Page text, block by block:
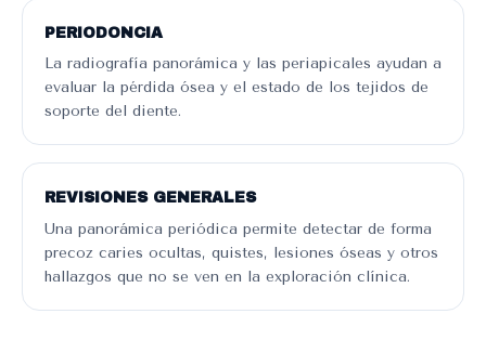
PERIODONCIA
La radiografía panorámica y las periapicales ayudan a
evaluar la pérdida ósea y el estado de los tejidos de
soporte del diente.
REVISIONES GENERALES
Una panorámica periódica permite detectar de forma
precoz caries ocultas, quistes, lesiones óseas y otros
hallazgos que no se ven en la exploración clínica.